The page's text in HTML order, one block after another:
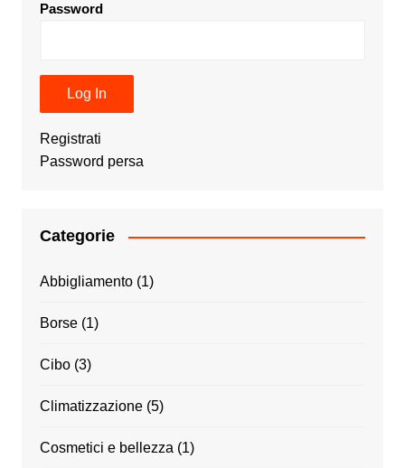
Password
Registrati
Password persa
Categorie
Abbigliamento(1)
Borse(1)
Cibo(3)
Climatizzazione(5)
Cosmetici e bellezza (1)